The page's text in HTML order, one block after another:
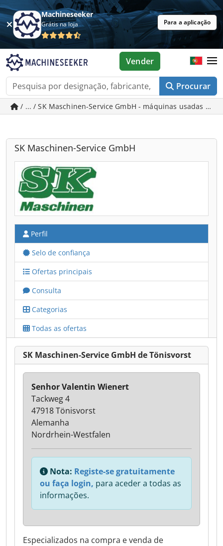
Machineseeker
Grátis na loja Para a aplicação
Procurar
Vender
/ ... / SK Maschinen-Service GmbH - máquinas usadas em
SK Maschinen-Service GmbH
Perfil
Selo de confiança
Ofertas principais
Consulta
Categorias
Todas as ofertas
SK Maschinen-Service GmbH de Tönisvorst
Especializados na compra e venda de
Senhor Valentin Wienert
Tackweg 4
47918 Tönisvorst
Alemanha
Nordrhein-Westfalen
Nota: Registe-se gratuitamente
ou faça login, para aceder a todas as
informações.